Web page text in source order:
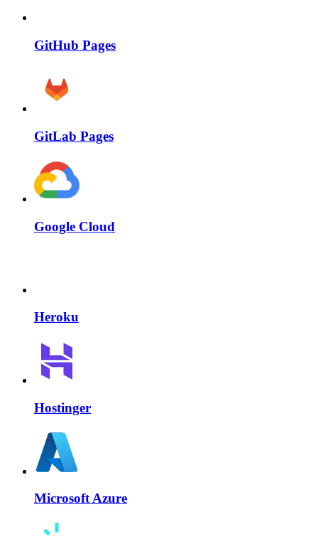
GitHub Pages
GitLab Pages
Google Cloud
Heroku
Hostinger
Microsoft Azure